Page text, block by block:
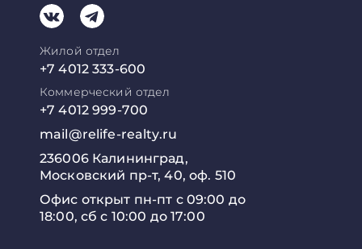
Жилой отдел
+7 4012 333-600
Коммерческий отдел
+7 4012 999-700
mail@relife-realty.ru
236006 Калининград,
Московский пр-т, 40, оф. 510
Офис открыт пн-пт с 09:00 до
18:00, сб с 10:00 до 17:00